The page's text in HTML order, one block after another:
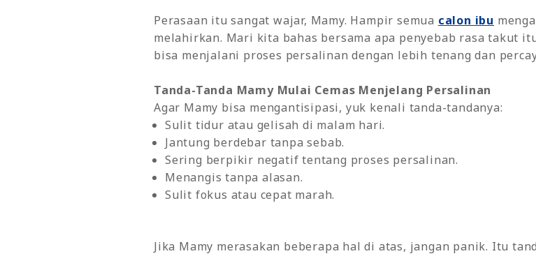
Perasaan itu sangat wajar, Mamy. Hampir semua calon ibu
melahirkan. Mari kita bahas bersama apa penyebab rasa takut
bisa menjalani proses persalinan dengan lebih tenang dan
Tanda-Tanda Mamy Mulai Cemas Menjelang Persalinan
Agar Mamy bisa mengantisipasi, yuk kenali tanda-tandanya:
Sulit tidur atau gelisah di malam hari.
Jantung berdebar tanpa sebab.
Sering berpikir negatif tentang proses persalinan.
Menangis tanpa alasan.
Sulit fokus atau cepat marah.
Jika Mamy merasakan beberapa hal di atas, jangan panik. Itu